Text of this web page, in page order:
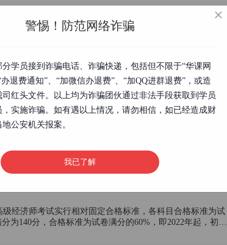
业技术资格考试成绩实行2年为一个周期的滚动管理方法，
过全部应试科目，方可取得相应级别经济专业技术资格证
级经济师考试实行相对固定合格标准，各科目合格标准为试
为140分，合格标准为试卷满分的60%，即2022年起，初中
×
警惕！防范网络诈骗
学员接到诈骗电话、诈骗快递，包括但不限于“华课网
退费通知”、“加微信办退费”、“加QQ进群退费”，或造
红头文件。以上均为诈骗团伙通过非法手段获取到学员
实施诈骗。如有遇以上情况，请勿相信，如已经造成财
公安机关报案。
我已了解